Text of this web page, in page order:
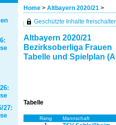
Home > Altbayern 2020/21 >
27:
Geschützte Inhalte
Altbayern 2020/21
Bezirksoberliga Frauen
Tabelle und Spielplan
Tabelle
Rang Mannschaft